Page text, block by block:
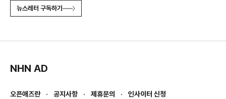
뉴스레터 구독하기
NHN AD
오픈애즈란 공지사항 제휴문의
인사이터 신청